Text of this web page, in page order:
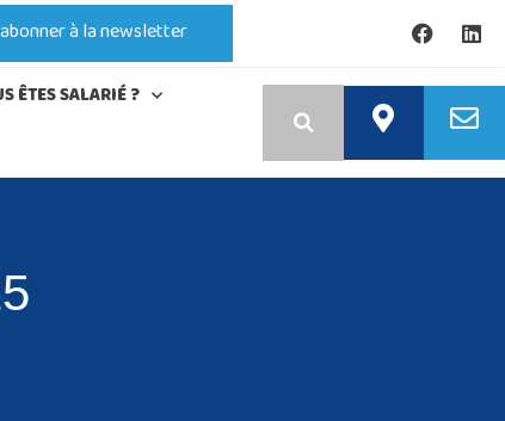
à la newsletter
ÊTES SALARIÉ ?